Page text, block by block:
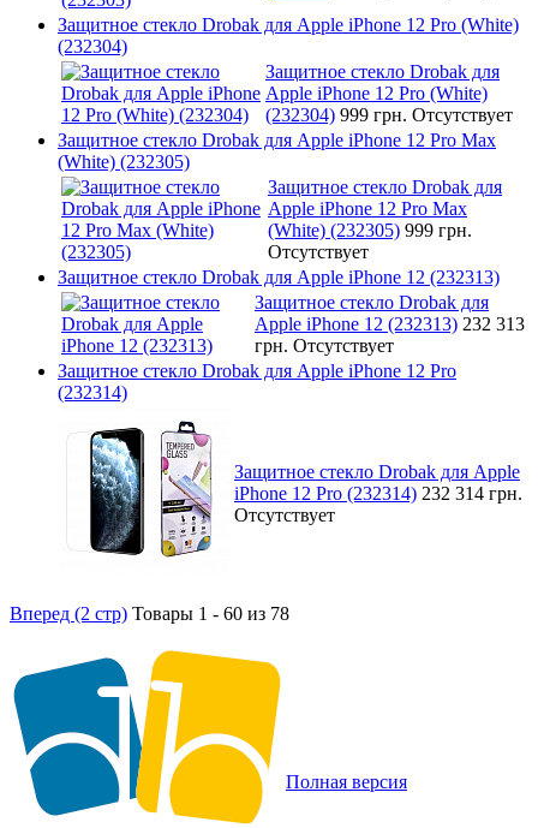
Защитное стекло Drobak для Apple iPhone 12 Pro (White)
(232304)
Защитное стекло Drobak для
Apple iPhone 12 Pro (White)
(232304) 999 грн. Отсутствует
Защитное стекло Drobak для Apple iPhone 12 Pro Max
(White) (232305)
Защитное стекло Drobak для
Apple iPhone 12 Pro Max
(White) (232305) 999 грн.
Отсутствует
Защитное стекло Drobak для Apple iPhone 12 (232313)
Защитное стекло Drobak для
Apple iPhone 12 (232313) 232 313
грн. Отсутствует
Защитное стекло Drobak для Apple iPhone 12 Pro
(232314)
Защитное стекло Drobak для Apple
iPhone 12 Pro (232314) 232 314 грн.
Отсутствует
Вперед (2 стр) Товары 1 - 60 из 78
Полная версия